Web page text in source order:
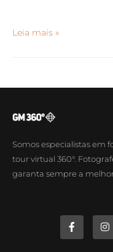
Leia mais »
Somos especialistas em
tour virtual 360°.
garanta sempre a